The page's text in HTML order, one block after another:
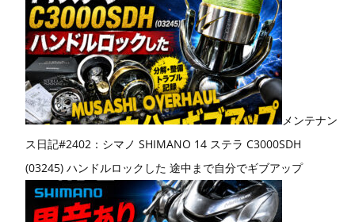
メンテナン
ス日記#2402：シマノ SHIMANO 14 ステラ C3000SDH
(03245) ハンドルロックした 途中まで自分でギブアップ